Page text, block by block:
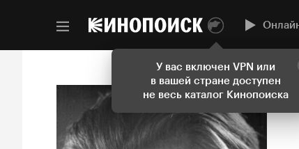
У вас включен VPN или
в вашей стране доступен
не весь каталог Кинопоиска